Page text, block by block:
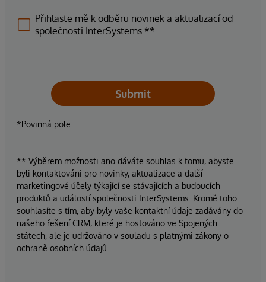
Přihlaste mě k odběru novinek a aktualizací od
společnosti InterSystems.**
Submit
*Povinná pole
** Výběrem možnosti ano dáváte souhlas k tomu, abyste
byli kontaktováni pro novinky, aktualizace a další
marketingové účely týkající se stávajících a budoucích
produktů a událostí společnosti InterSystems. Kromě toho
souhlasíte s tím, aby byly vaše kontaktní údaje zadávány do
našeho řešení CRM, které je hostováno ve Spojených
státech, ale je udržováno v souladu s platnými zákony o
ochraně osobních údajů.